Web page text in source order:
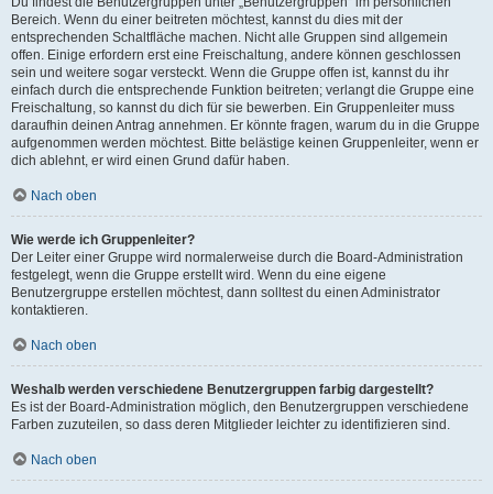
Bereich. Wenn du einer beitreten möchtest, kannst du dies mit der
entsprechenden Schaltfläche machen. Nicht alle Gruppen sind allgemein
offen. Einige erfordern erst eine Freischaltung, andere können geschlossen
sein und weitere sogar versteckt. Wenn die Gruppe offen ist, kannst du ihr
einfach durch die entsprechende Funktion beitreten; verlangt die Gruppe eine
Freischaltung, so kannst du dich für sie bewerben. Ein Gruppenleiter muss
daraufhin deinen Antrag annehmen. Er könnte fragen, warum du in die Gruppe
aufgenommen werden möchtest. Bitte belästige keinen Gruppenleiter, wenn er
dich ablehnt, er wird einen Grund dafür haben.
Nach oben
Wie werde ich Gruppenleiter?
Der Leiter einer Gruppe wird normalerweise durch die Board-Administration
festgelegt, wenn die Gruppe erstellt wird. Wenn du eine eigene
Benutzergruppe erstellen möchtest, dann solltest du einen Administrator
kontaktieren.
Nach oben
Weshalb werden verschiedene Benutzergruppen farbig dargestellt?
Es ist der Board-Administration möglich, den Benutzergruppen verschiedene
Farben zuzuteilen, so dass deren Mitglieder leichter zu identifizieren sind.
Nach oben